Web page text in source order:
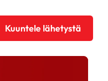
Kuuntele lähetystä